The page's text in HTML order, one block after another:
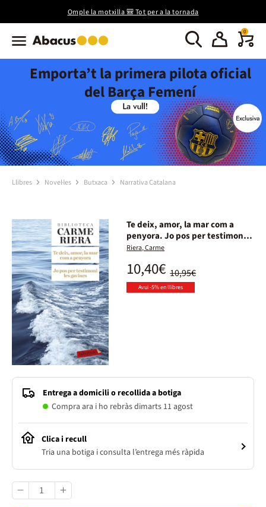
Omple la motxilla 🎒 Tot per a la tornada
0
Emporta’t la primera pilota oficial
del Barça Femení
Llibres Novel·les Butxaca Narrativa Catalana
Te deix, amor, la mar com a
penyora. Jo pos per testimoni
les gavines
Riera, Carme
10,95€
10,40€
Avui -5% en llibres
Entrega a domicili o recollida a botiga
Compra ara i ho rebràs dimarts 11 agost
Clica i recull
Tria una botiga i consulta l’entrega més ràpida